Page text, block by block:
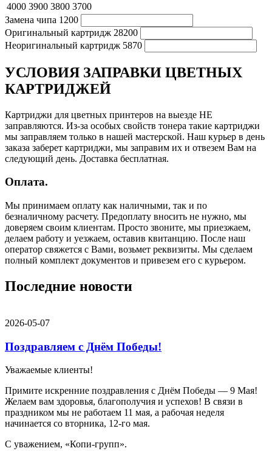
4000 3900 3800 3700
Замена чипа 1200
Оригинальный картридж 28200
Неоригинальный картридж 5870
УСЛОВИЯ ЗАПРАВКИ ЦВЕТНЫХ
КАРТРИДЖЕЙ
Картриджи для цветных принтеров на выезде НЕ
заправляются. Из-за особых свойств тонера такие картриджи
мы заправляем только в нашей мастерской. Наш курьер в день
заказа заберет картриджи, мы заправим их и отвезем Вам на
следующий день. Доставка бесплатная.
Оплата.
Мы принимаем оплату как наличными, так и по
безналичному расчету. Предоплату вносить не нужно, мы
доверяем своим клиентам. Просто звоните, мы приезжаем,
делаем работу и уезжаем, оставив квитанцию. После наш
оператор свяжется с Вами, возьмет реквизиты. Мы сделаем
полный комплект документов и привезем его с курьером.
Последние новости
2026-05-07
Поздравляем с Днём Победы!
Уважаемые клиенты!
Примите искренние поздравления с Днём Победы — 9 Мая!
Желаем вам здоровья, благополучия и успехов! В связи в
праздником мы не работаем 11 мая, а рабочая неделя
начинается со вторника, 12-го мая.
С уважением, «Копи-групп».